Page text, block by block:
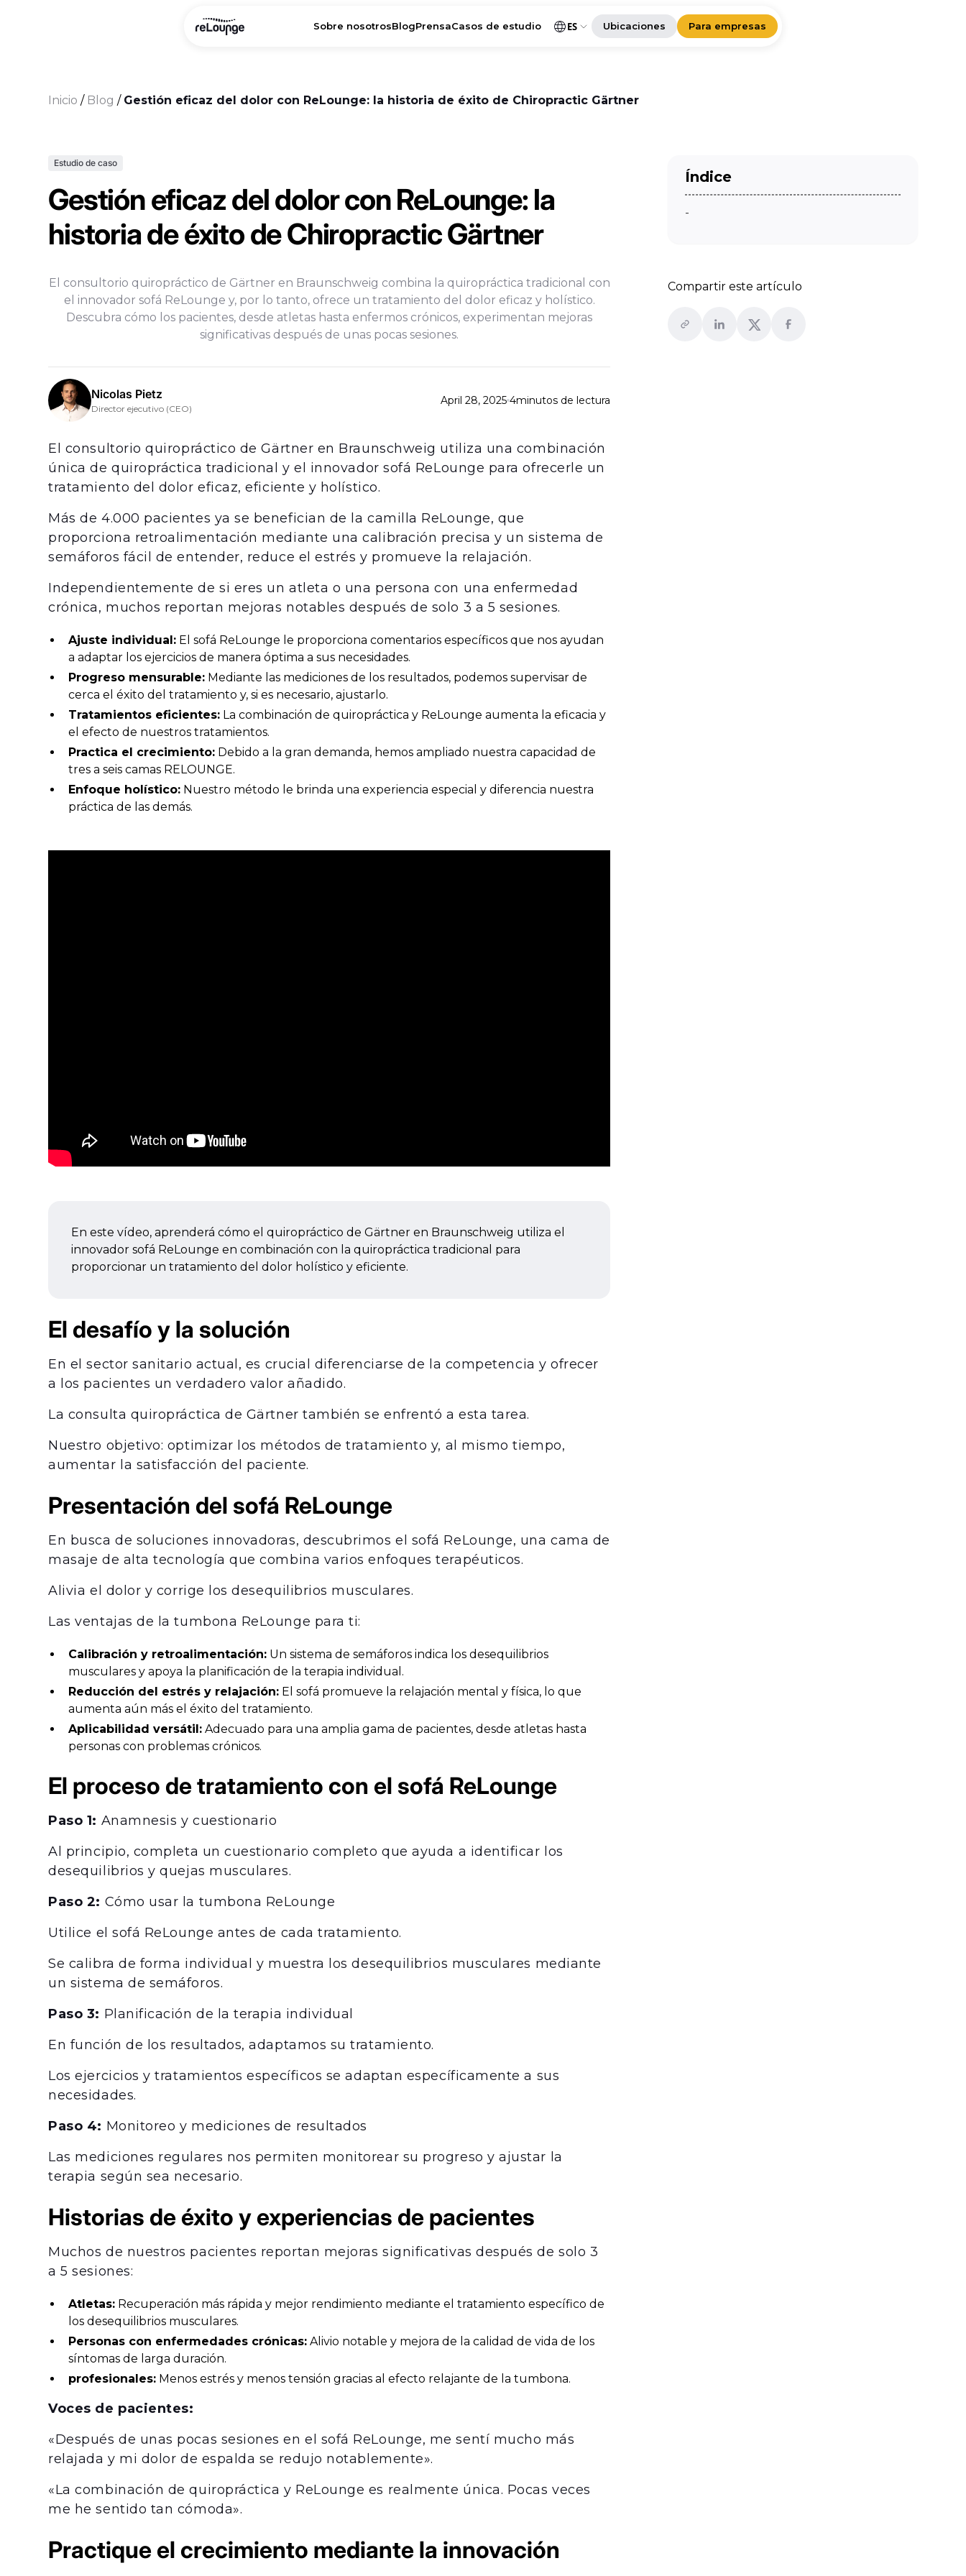
Sobre nosotrosBlogPrensaCasos de estudio ES Ubicaciones Para empresas
Inicio / Blog / Gestión eficaz del dolor con ReLounge: la historia de éxito de Chiropractic Gärtner
Estudio de caso
Gestión eficaz del dolor con ReLounge: la
historia de éxito de Chiropractic Gärtner
El consultorio quiropráctico de Gärtner en Braunschweig combina la quiropráctica tradicional con
el innovador sofá ReLounge y, por lo tanto, ofrece un tratamiento del dolor eficaz y holístico.
Descubra cómo los pacientes, desde atletas hasta enfermos crónicos, experimentan mejoras
significativas después de unas pocas sesiones.
Nicolas Pietz
Director ejecutivo (CEO)
April 28, 2025 4minutos de lectura
El consultorio quiropráctico de Gärtner en Braunschweig utiliza una combinación
única de quiropráctica tradicional y el innovador sofá ReLounge para ofrecerle un
tratamiento del dolor eficaz, eficiente y holístico.
Más de 4.000 pacientes ya se benefician de la camilla ReLounge, que
proporciona retroalimentación mediante una calibración precisa y un sistema de
semáforos fácil de entender, reduce el estrés y promueve la relajación.
Independientemente de si eres un atleta o una persona con una enfermedad
crónica, muchos reportan mejoras notables después de solo 3 a 5 sesiones.
Ajuste individual: El sofá ReLounge le proporciona comentarios específicos que nos ayudan
a adaptar los ejercicios de manera óptima a sus necesidades.
Progreso mensurable: Mediante las mediciones de los resultados, podemos supervisar de
cerca el éxito del tratamiento y, si es necesario, ajustarlo.
Tratamientos eficientes: La combinación de quiropráctica y ReLounge aumenta la eficacia y
el efecto de nuestros tratamientos.
Practica el crecimiento: Debido a la gran demanda, hemos ampliado nuestra capacidad de
tres a seis camas RELOUNGE.
Enfoque holístico: Nuestro método le brinda una experiencia especial y diferencia nuestra
práctica de las demás.
En este vídeo, aprenderá cómo el quiropráctico de Gärtner en Braunschweig utiliza el
innovador sofá ReLounge en combinación con la quiropráctica tradicional para
proporcionar un tratamiento del dolor holístico y eficiente.
El desafío y la solución
En el sector sanitario actual, es crucial diferenciarse de la competencia y ofrecer
a los pacientes un verdadero valor añadido.
La consulta quiropráctica de Gärtner también se enfrentó a esta tarea.
Nuestro objetivo: optimizar los métodos de tratamiento y, al mismo tiempo,
aumentar la satisfacción del paciente.
Presentación del sofá ReLounge
En busca de soluciones innovadoras, descubrimos el sofá ReLounge, una cama de
masaje de alta tecnología que combina varios enfoques terapéuticos.
Alivia el dolor y corrige los desequilibrios musculares.
Las ventajas de la tumbona ReLounge para ti:
Calibración y retroalimentación: Un sistema de semáforos indica los desequilibrios
musculares y apoya la planificación de la terapia individual.
Reducción del estrés y relajación: El sofá promueve la relajación mental y física, lo que
aumenta aún más el éxito del tratamiento.
Aplicabilidad versátil: Adecuado para una amplia gama de pacientes, desde atletas hasta
personas con problemas crónicos.
El proceso de tratamiento con el sofá ReLounge
Paso 1: Anamnesis y cuestionario
Al principio, completa un cuestionario completo que ayuda a identificar los
desequilibrios y quejas musculares.
Paso 2: Cómo usar la tumbona ReLounge
Utilice el sofá ReLounge antes de cada tratamiento.
Se calibra de forma individual y muestra los desequilibrios musculares mediante
un sistema de semáforos.
Paso 3: Planificación de la terapia individual
En función de los resultados, adaptamos su tratamiento.
Los ejercicios y tratamientos específicos se adaptan específicamente a sus
necesidades.
Paso 4: Monitoreo y mediciones de resultados
Las mediciones regulares nos permiten monitorear su progreso y ajustar la
terapia según sea necesario.
Historias de éxito y experiencias de pacientes
Muchos de nuestros pacientes reportan mejoras significativas después de solo 3
a 5 sesiones:
Atletas: Recuperación más rápida y mejor rendimiento mediante el tratamiento específico de
los desequilibrios musculares.
Personas con enfermedades crónicas: Alivio notable y mejora de la calidad de vida de los
síntomas de larga duración.
profesionales: Menos estrés y menos tensión gracias al efecto relajante de la tumbona.
Voces de pacientes:
«Después de unas pocas sesiones en el sofá ReLounge, me sentí mucho más
relajada y mi dolor de espalda se redujo notablemente».
«La combinación de quiropráctica y ReLounge es realmente única. Pocas veces
me he sentido tan cómoda».
Practique el crecimiento mediante la innovación
Índice
-
Compartir este artículo